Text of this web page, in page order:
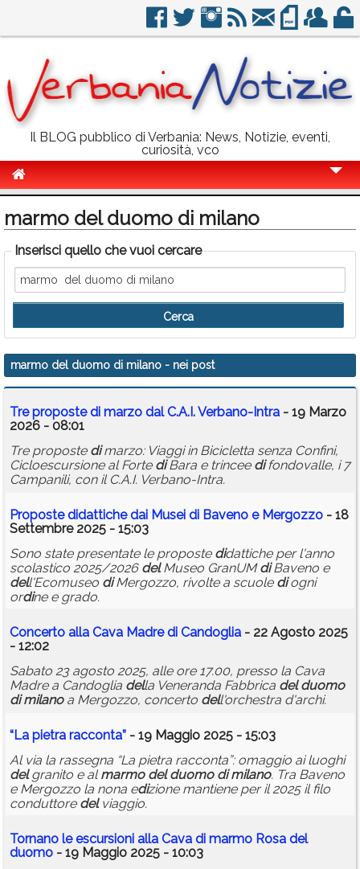
Il BLOG pubblico di Verbania: News, Notizie, eventi,
curiosità, vco
Politica
Sport
Eventi
Info Utili
Rubriche
Calendario
Annunci
marmo del duomo di milano
Inserisci quello che vuoi cercare
marmo del duomo di milano - nei post
Tre propostedi marzo dal C.A.I. Verbano-Intra - 19 Marzo
2026 - 08:01
Tre proposte dimarzo: Viaggi in Bicicletta senza Confini,
Cicloescursione al Forte diBara e trincee difondovalle, i 7
Campanili, con il C.A.I. Verbano-Intra.
Propostedidattiche dai Musei di Baveno e Mergozzo - 18
Settembre 2025 - 15:03
Sono state presentate le proposte didattiche per l'anno
scolastico 2025/2026 delMuseo GranUMdiBaveno e
dell'Ecomuseo diMergozzo, rivolte a scuole diogni
ordine e grado.
Concerto alla Cava Madredi Candoglia - 22 Agosto 2025
- 12:02
Sabato 23 agosto 2025, alle ore 17.00, presso la Cava
Madre a Candoglia della Veneranda Fabbrica del duomo
di milanoa Mergozzo, concerto dell'orchestra d'archi.
“La pietra racconta” - 19 Maggio 2025 - 15:03
Al via la rassegna “La pietra racconta”: omaggio ai luoghi
delgranito e almarmo del duomo di milano. Tra Baveno
e Mergozzo la nona edizione mantiene per il 2025 il filo
conduttore delviaggio.
Tornano le escursioni alla Cava di marmo Rosa del
duomo - 19 Maggio 2025 - 10:03